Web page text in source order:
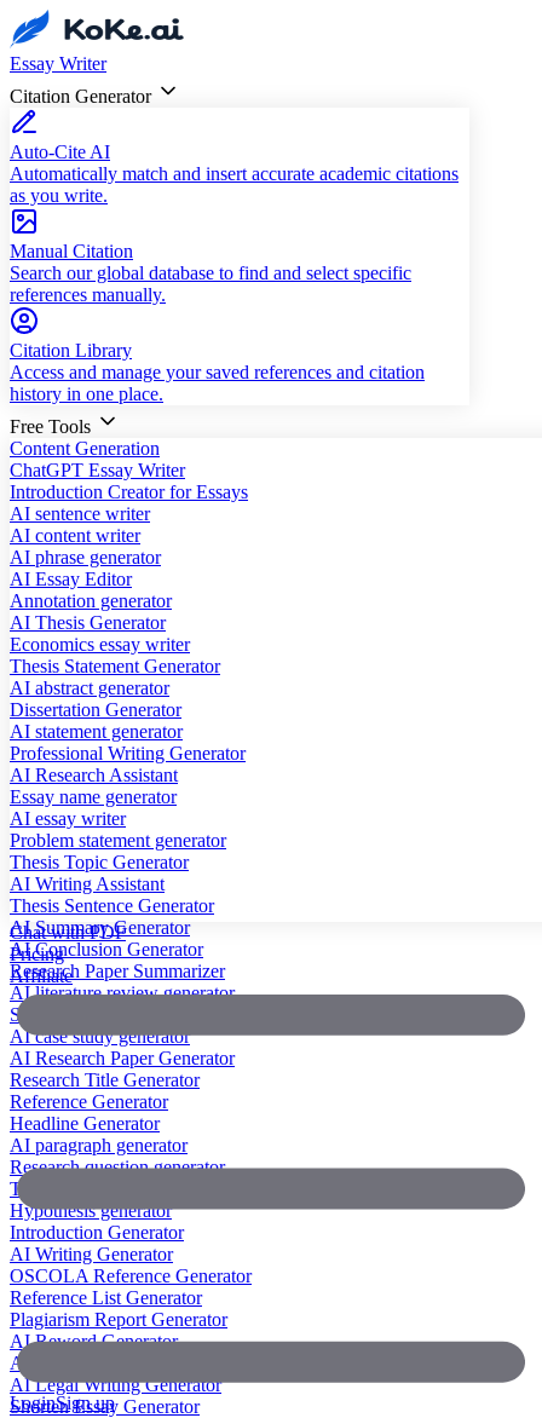
Essay Writer
Citation Generator
Auto-Cite AI
Automatically match and insert accurate academic citations
as you write.
Manual Citation
Search our global database to find and select specific
references manually.
Citation Library
Access and manage your saved references and citation
history in one place.
Free Tools
Content Generation
ChatGPT Essay Writer
Introduction Creator for Essays
AI sentence writer
AI content writer
AI phrase generator
AI Essay Editor
Annotation generator
AI Thesis Generator
Economics essay writer
Thesis Statement Generator
AI abstract generator
Dissertation Generator
AI statement generator
Professional Writing Generator
AI Research Assistant
Essay name generator
AI essay writer
Problem statement generator
Thesis Topic Generator
AI Writing Assistant
Thesis Sentence Generator
AI Summary Generator
AI Conclusion Generator
Research Paper Summarizer
AI literature review generator
Scientific Paper Summarizer
AI case study generator
AI Research Paper Generator
Research Title Generator
Reference Generator
Headline Generator
AI paragraph generator
Research question generator
Thesis paragraph generator
Hypothesis generator
Introduction Generator
AI Writing Generator
OSCOLA Reference Generator
Reference List Generator
Plagiarism Report Generator
AI Reword Generator
AI Bullet Point Generator
AI Legal Writing Generator
Shorten Essay Generator
Chat with PDF
Pricing
Affiliate
LoginSign up